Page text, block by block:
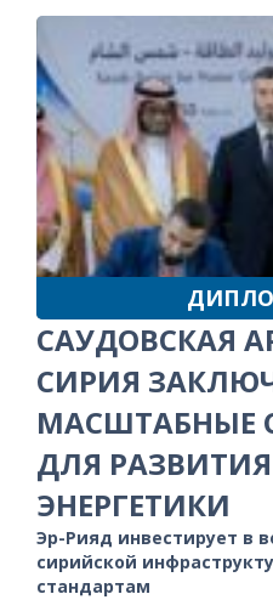
САУДОВСКАЯ
СИРИЯ
МАСШТАБНЫЕ
ДЛЯ
ЭНЕРГЕТИКИ
Эр-Рияд инвестирует в
сирийской
стандартам